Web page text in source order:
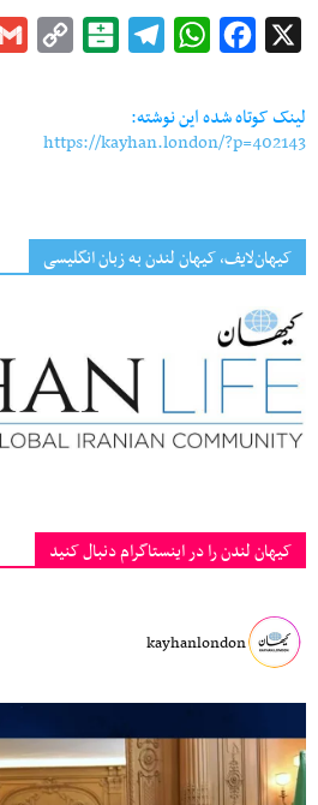
Facebook
WhatsApp
Telegram
Balatarin
Copy
لینک کوتاه شده این نوشته:
https://kayhan.london/?p=402143
کیهان‌لایف، کیهان لندن به زبان انگلیسی
کیهان لندن را در اینستاگرام دنبال کنید
kayhanlondon